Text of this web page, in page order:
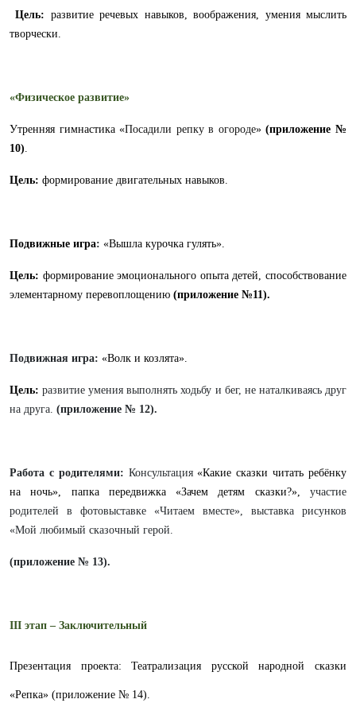
Цель: развитие речевых навыков, воображения, умения мыслить
творчески.
«Физическое развитие»
Утренняя гимнастика «Посадили репку в огороде»(приложение №
10).
Цель: формирование двигательных навыков.
Подвижные игра: «Вышла курочка гулять».
Цель: формирование эмоционального опыта детей, способствование
элементарному перевоплощению (приложение №11).
Подвижная игра: «Волк и козлята».
Цель:развитие умения выполнять ходьбу и бег, не наталкиваясь друг
на друга. (приложение № 12).
Работа с родителями: Консультация«Какие сказки читать ребёнку
на ночь», папка передвижка«Зачем детям сказки?»,участие
родителей в фотовыставке «Читаем вместе», выставка рисунков
«Мой любимый сказочный герой.
(приложение № 13).
III этап – Заключительный
Презентация проекта: Театрализация русской народной сказки
«Репка» (приложение № 14).